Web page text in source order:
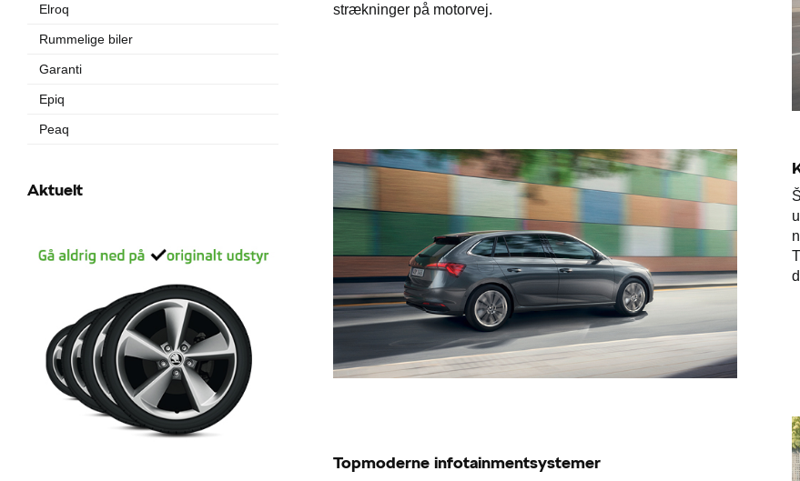
Elroq
Rummelige biler
Garanti
Epiq
Peaq
Aktuelt
strækninger på motorvej.
Topmoderne infotainmentsystemer